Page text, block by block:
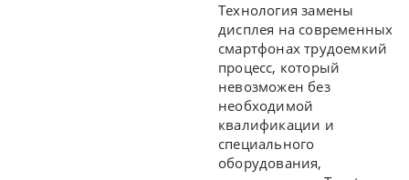
Технология замены
дисплея на современных
смартфонах трудоемкий
процесс, который
невозможен без
необходимой
квалификации и
специального
оборудования,